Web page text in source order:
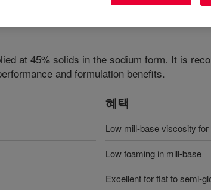
at 45% solids in the sodium form. It is
and formulation benefits.
혜택
Low mill-base viscosity
Low foaming in mill-base
Excellent for flat to semi-